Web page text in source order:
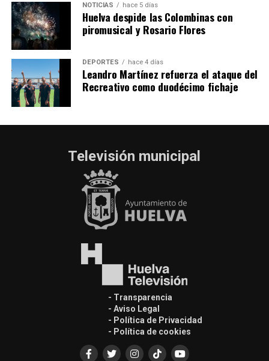
NOTICIAS hace 5 días
Huelva despide las Colombinas con
piromusical y Rosario Flores
DEPORTES hace 4 días
Leandro Martínez refuerza el ataque del
Recreativo como duodécimo fichaje
Televisión municipal
- Transparencia
- Aviso Legal
- Política de Privacidad
- Política de cookies